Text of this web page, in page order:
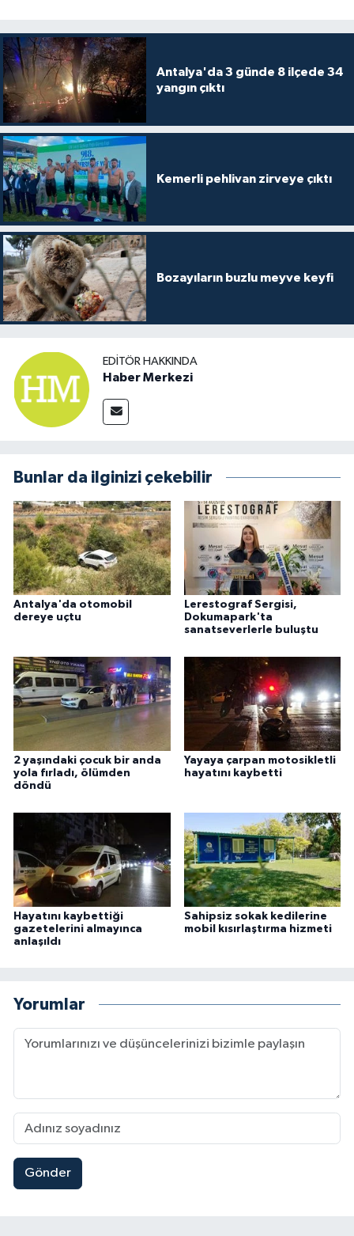
Antalya'da 3 günde 8 ilçede 34
yangın çıktı
Kemerli pehlivan zirveye çıktı
Bozayıların buzlu meyve keyfi
EDITÖR HAKKINDA
Haber Merkezi
Bunlar da ilginizi çekebilir
Antalya'da otomobil
dereye uçtu
Lerestograf Sergisi,
Dokumapark'ta
sanatseverlerle buluştu
2 yaşındaki çocuk bir anda
yola fırladı, ölümden
döndü
Yayaya çarpan motosikletli
hayatını kaybetti
Hayatını kaybettiği
gazetelerini almayınca
anlaşıldı
Sahipsiz sokak kedilerine
mobil kısırlaştırma hizmeti
Yorumlar
Gönder